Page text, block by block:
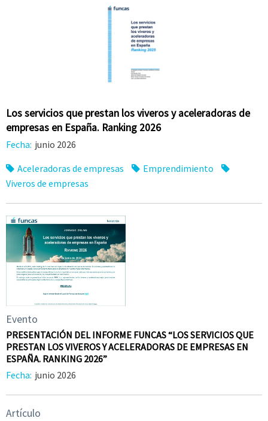
Los servicios que prestan los viveros y aceleradoras de
empresas en España. Ranking 2026
Fecha: junio 2026
Aceleradoras de empresas
Emprendimiento
Viveros de empresas
Evento
PRESENTACIÓN DEL INFORME FUNCAS “LOS SERVICIOS QUE
PRESTAN LOS VIVEROS Y ACELERADORAS DE EMPRESAS EN
ESPAÑA. RANKING 2026”
Fecha: junio 2026
Artículo